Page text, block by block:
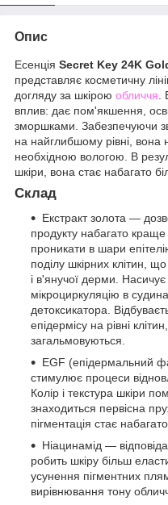
Опис
Есенція Secret Key 24K
представляє косметичну
догляду за шкірою обличчя
вплив: дає пом'якшення,
зморшками. Забезпечуючи
на найглибшому рівні, вона
необхідною вологою. В
шкіри, вона стає набагато
Склад
Екстракт золота —
продукту набагато
проникати в шари
поділу шкірних клітин,
і в'янучої дерми.
мікроциркуляцію в
детоксикатора.
епідермісу на рівні
загальмовуються.
EGF (епідермальний
стимулює процеси
Колір і текстура шкіри
знаходиться первісна
пігментація стає
Ніацинамід —
робить шкіру більш
усунення пігментних
вирівнювання тону